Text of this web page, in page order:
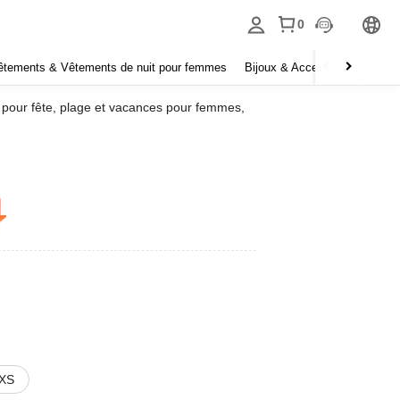
0
& Vêtements de nuit pour femmes Bijoux & Accessoires pour
fête, plage et vacances pour femmes,